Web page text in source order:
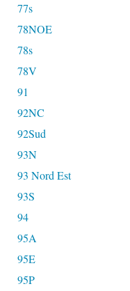
77s
78NOE
78s
78V
91
92NC
92Sud
93N
93 Nord Est
93S
94
95A
95E
95P